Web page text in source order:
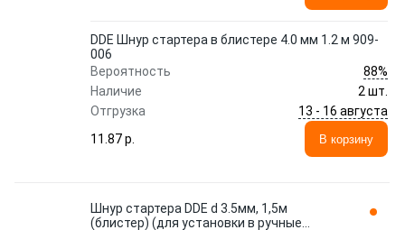
DDE Шнур стартера в блистере 4.0 мм 1.2 м 909-
006
Вероятность
88%
Наличие
2 шт.
Отгрузка
13 - 16 августа
11.87 p.
В корзину
Шнур стартера DDE d 3.5мм, 1,5м
(блистер) (для установки в ручные